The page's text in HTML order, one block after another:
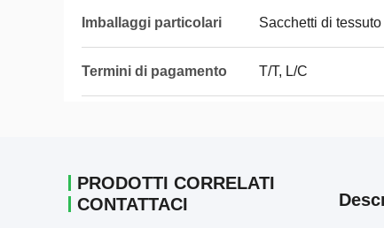
Imballaggi particolari Sacchetti di tessuto
Termini di pagamento T/T, L/C
PRODOTTI CORRELATI
CONTATTACI